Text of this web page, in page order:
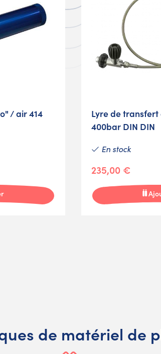
/ air 414
Lyre de
400bar DIN DIN
En stock
235,00 €
de matériel de